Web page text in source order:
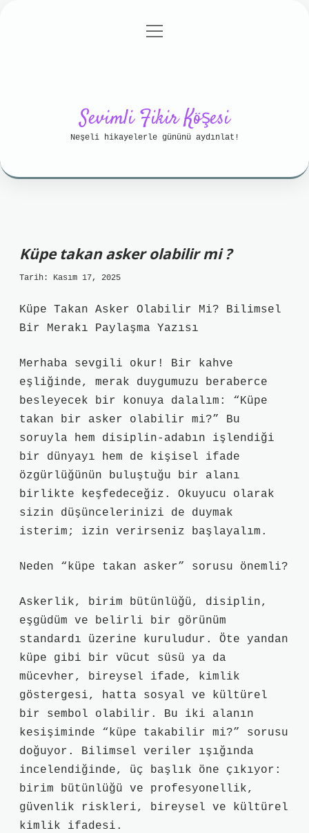
Gizlilik Politikası
menüyü
Sevimli Fikir Köşesi
Neşeli hikayelerle gününü aydınlat!
Küpe takan asker olabilir mi ?
Tarih: Kasım 17, 2025
Küpe Takan Asker Olabilir Mi? Bilimsel
Bir Merakı Paylaşma Yazısı
Merhaba sevgili okur! Bir kahve
eşliğinde, merak duygumuzu beraberce
besleyecek bir konuya dalalım: “Küpe
takan bir asker olabilir mi?” Bu
soruyla hem disiplin‑adabın işlendiği
bir dünyayı hem de kişisel ifade
özgürlüğünün buluştuğu bir alanı
birlikte keşfedeceğiz. Okuyucu olarak
sizin düşüncelerinizi de duymak
isterim; izin verirseniz başlayalım.
Neden “küpe takan asker” sorusu önemli?
Askerlik, birim bütünlüğü, disiplin,
eşgüdüm ve belirli bir görünüm
standardı üzerine kuruludur. Öte yandan
küpe gibi bir vücut süsü ya da
mücevher, bireysel ifade, kimlik
göstergesi, hatta sosyal ve kültürel
bir sembol olabilir. Bu iki alanın
kesişiminde “küpe takabilir mi?” sorusu
doğuyor. Bilimsel veriler ışığında
incelendiğinde, üç başlık öne çıkıyor:
birim bütünlüğü ve profesyonellik,
güvenlik riskleri, bireysel ve kültürel
kimlik ifadesi.